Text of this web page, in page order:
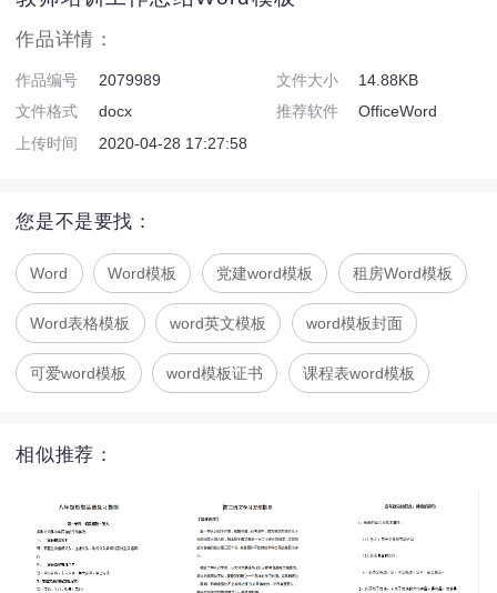
作品详情：
作品编号 2079989 文件大小
14.88KB
文件格式
docx 推荐软件
OfficeWord
上传时间
2020-04-28 17:27:58
您是不是要找：
Word Word模板 党建word模板 租房Word模板
Word表格模板 word英文模板 word模板封面
可爱word模板 word模板证书 课程表word模板
相似推荐：